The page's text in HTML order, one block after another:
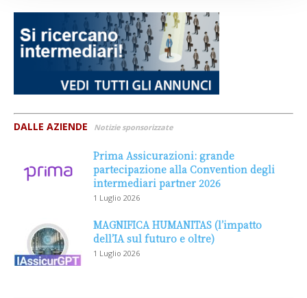
DALLE AZIENDE Notizie sponsorizzate
Prima Assicurazioni: grande
partecipazione alla Convention degli
intermediari partner 2026
1 Luglio 2026
MAGNIFICA HUMANITAS (l’impatto
dell’IA sul futuro e oltre)
1 Luglio 2026